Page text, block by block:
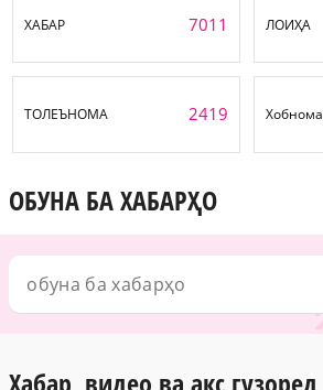
ХАБАР 7011 ЛОИҲА
ТОЛЕЪНОМА 2419 Хобнома
ОБУНА БА ХАБАРҲО